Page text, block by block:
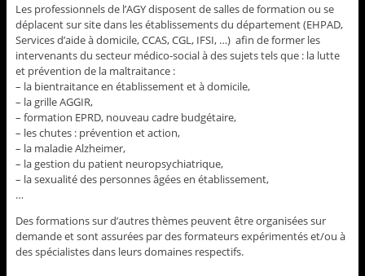
Les professionnels de l’AGY disposent de salles de formation ou se
déplacent sur site dans les établissements du département (EHPAD,
Services d’aide à domicile, CCAS, CGL, IFSI, …) afin de former les
intervenants du secteur médico-social à des sujets tels que : la lutte
et prévention de la maltraitance :
– la bientraitance en établissement et à domicile,
– la grille AGGIR,
– formation EPRD, nouveau cadre budgétaire,
– les chutes : prévention et action,
– la maladie Alzheimer,
– la gestion du patient neuropsychiatrique,
– la sexualité des personnes âgées en établissement,
…
Des formations sur d’autres thèmes peuvent être organisées sur
demande et sont assurées par des formateurs expérimentés et/ou à
des spécialistes dans leurs domaines respectifs.